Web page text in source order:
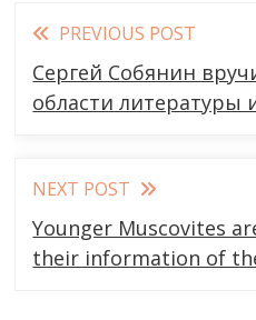
Read
more
articles
PREVIOUS POST
Сергей Собянин
области литературы
NEXT POST
Younger Muscovites
their information of